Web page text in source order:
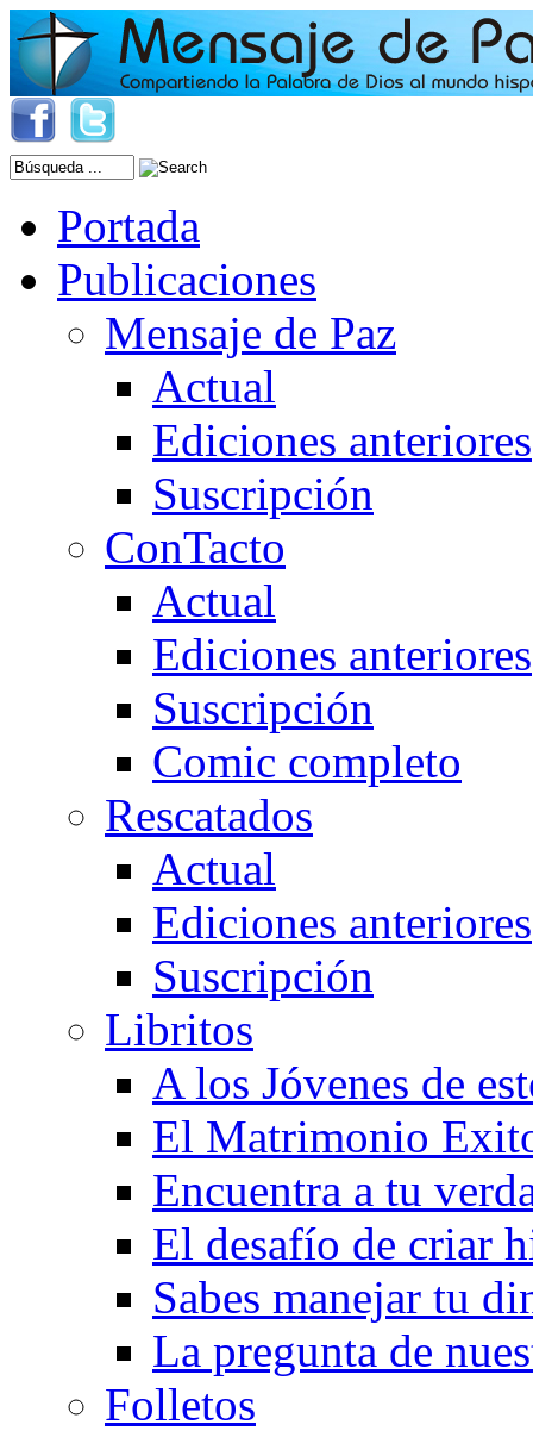
Portada
Publicaciones
Mensaje de Paz
Actual
Ediciones anteriores
Suscripción
ConTacto
Actual
Ediciones anteriores
Suscripción
Comic completo
Rescatados
Actual
Ediciones anteriores
Suscripción
Libritos
A los Jóvenes de
El Matrimonio
Encuentra a tu
El desafío de criar
Sabes manejar tu
La pregunta de
Folletos